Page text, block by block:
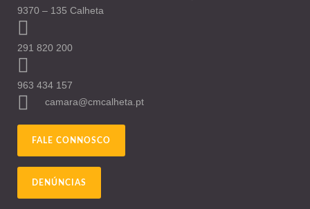
9370 – 135 Calheta
291 820 200
963 434 157
camara@cmcalheta.pt
FALE CONNOSCO
DENÚNCIAS